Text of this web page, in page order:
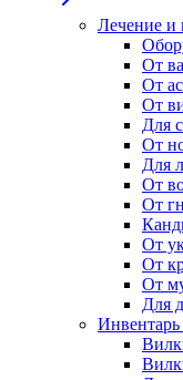
Лечение и
От
От
От
Для
От
Для
От
От
От
От
От
Для
Инвентарь